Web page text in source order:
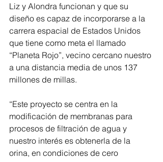
Liz y Alondra funcionan y que su
diseño es capaz de incorporarse a la
carrera espacial de Estados Unidos
que tiene como meta el llamado
“Planeta Rojo”, vecino cercano nuestro
a una distancia media de unos 137
millones de millas.
“Este proyecto se centra en la
modificación de membranas para
procesos de filtración de agua y
nuestro interés es obtenerla de la
orina, en condiciones de cero